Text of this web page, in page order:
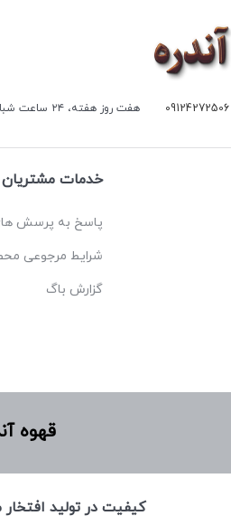
09124272506 هفت روز هفته، ۲۴ ساعت شبانه‌روز پاسخگوی شما هستیم.
خدمات مشتریان
پاسخ به پرسش
شرایط مرجوعی
گزارش باگ
قهوه
كيفيت در توليد